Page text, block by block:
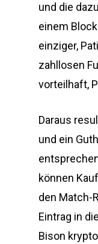
und die
einem
einziger,
zahllosen
vorteilhaft,
Daraus
und ein
können
den Match-
Eintrag in
Bison